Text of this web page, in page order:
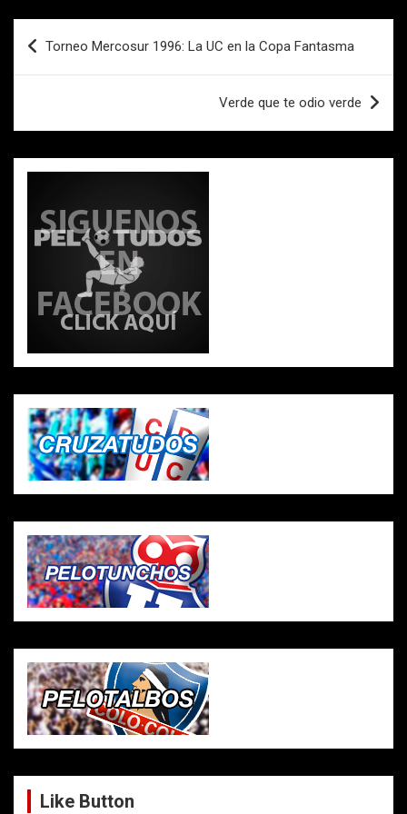
o
o
k
A
p
p
ar
tir
Navegación
de
Torneo Mercosur 1996: La UC en la Copa Fantasma
Verde que te odio verde
Like Button